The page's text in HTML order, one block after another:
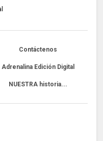
Contáctenos
Adrenalina Edición Digital
NUESTRA historia...